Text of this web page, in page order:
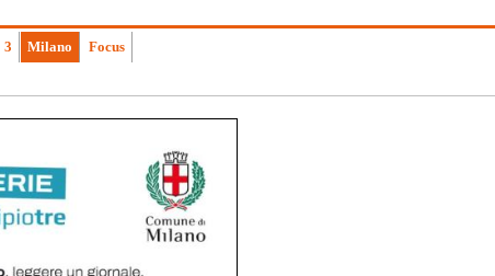
3 Milano Focus